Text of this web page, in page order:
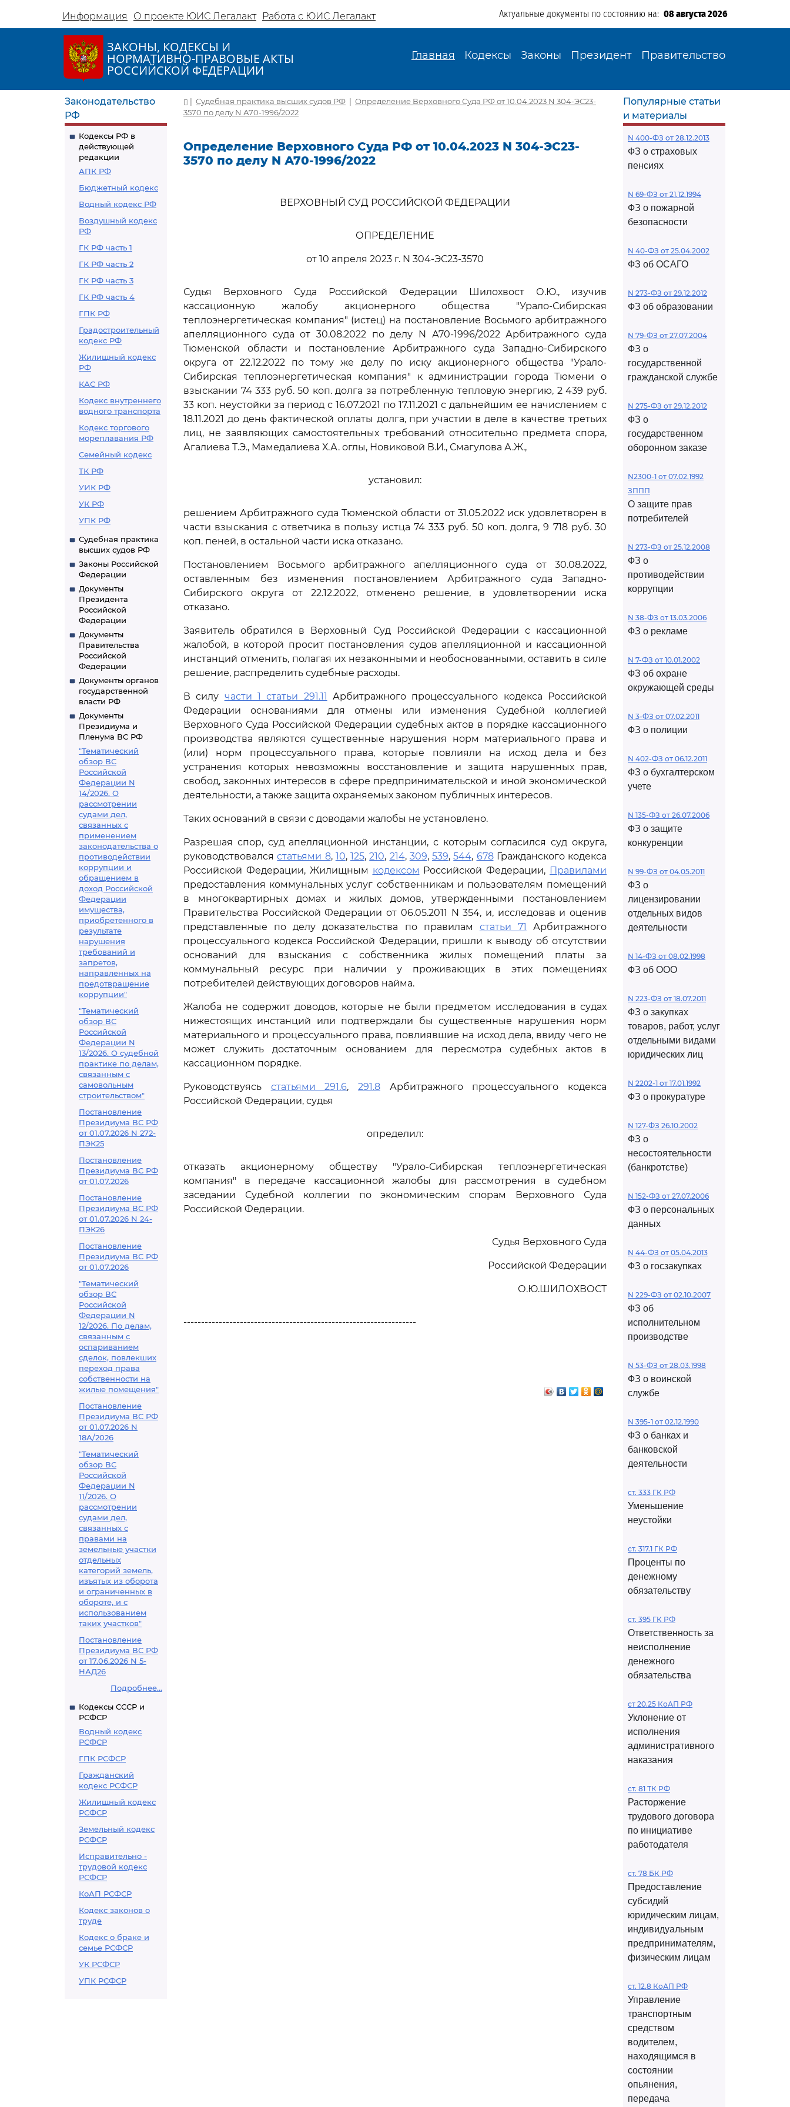
Информация О проекте ЮИС Легалакт Работа с ЮИС Легалакт Актуальные документы по состоянию на: 08 августа 2026
ЗАКОНЫ, КОДЕКСЫ И
НОРМАТИВНО-ПРАВОВЫЕ АКТЫ
РОССИЙСКОЙ ФЕДЕРАЦИИ
Главная Кодексы Законы Президент Правительство
Законодательство
РФ
Кодексы РФ в
действующей
редакции
АПК РФ
Бюджетный кодекс
Водный кодекс РФ
Воздушный кодекс
РФ
ГК РФ часть 1
ГК РФ часть 2
ГК РФ часть 3
ГК РФ часть 4
ГПК РФ
Градостроительный
кодекс РФ
Жилищный кодекс
РФ
КАС РФ
Кодекс внутреннего
водного транспорта
Кодекс торгового
мореплавания РФ
Семейный кодекс
ТК РФ
УИК РФ
УК РФ
УПК РФ
Судебная практика
высших судов РФ
Законы Российской
Федерации
Документы
Президента
Российской
Федерации
Документы
Правительства
Российской
Федерации
Документы органов
государственной
власти РФ
Документы
Президиума и
Пленума ВС РФ
"Тематический
обзор ВС
Российской
Федерации N
14/2026. О
рассмотрении
судами дел,
связанных с
применением
законодательства о
противодействии
коррупции и
обращением в
доход Российской
Федерации
имущества,
приобретенного в
результате
нарушения
требований и
запретов,
направленных на
предотвращение
коррупции"
"Тематический
обзор ВС
Российской
Федерации N
13/2026. О судебной
практике по делам,
связанным с
самовольным
строительством"
Постановление
Президиума ВС РФ
от 01.07.2026 N 272-
ПЭК25
Постановление
Президиума ВС РФ
от 01.07.2026
Постановление
Президиума ВС РФ
от 01.07.2026 N 24-
ПЭК26
Постановление
Президиума ВС РФ
от 01.07.2026
"Тематический
обзор ВС
Российской
Федерации N
12/2026. По делам,
связанным с
оспариванием
сделок, повлекших
переход права
собственности на
жилые помещения"
Постановление
Президиума ВС РФ
от 01.07.2026 N
18А/2026
"Тематический
обзор ВС
Российской
Федерации N
11/2026. О
рассмотрении
судами дел,
связанных с
правами на
земельные участки
отдельных
категорий земель,
изъятых из оборота
и ограниченных в
обороте, и с
использованием
таких участков"
Постановление
Президиума ВС РФ
от 17.06.2026 N 5-
НАД26
Подробнее...
Кодексы СССР и
РСФСР
Водный кодекс
РСФСР
ГПК РСФСР
Гражданский
кодекс РСФСР
Жилищный кодекс
РСФСР
Земельный кодекс
РСФСР
Исправительно -
трудовой кодекс
РСФСР
КоАП РСФСР
Кодекс законов о
труде
Кодекс о браке и
семье РСФСР
УК РСФСР
УПК РСФСР
| Судебная практика высших судов РФ | Определение Верховного Суда РФ от 10.04.2023 N 304-ЭС23-
3570 по делу N А70-1996/2022
Определение Верховного Суда РФ от 10.04.2023 N 304-ЭС23-
3570 по делу N А70-1996/2022
ВЕРХОВНЫЙ СУД РОССИЙСКОЙ ФЕДЕРАЦИИ
ОПРЕДЕЛЕНИЕ
от 10 апреля 2023 г. N 304-ЭС23-3570
Судья Верховного Суда Российской Федерации Шилохвост О.Ю., изучив
кассационную жалобу акционерного общества "Урало-Сибирская
теплоэнергетическая компания" (истец) на постановление Восьмого арбитражного
апелляционного суда от 30.08.2022 по делу N А70-1996/2022 Арбитражного суда
Тюменской области и постановление Арбитражного суда Западно-Сибирского
округа от 22.12.2022 по тому же делу по иску акционерного общества "Урало-
Сибирская теплоэнергетическая компания" к администрации города Тюмени о
взыскании 74 333 руб. 50 коп. долга за потребленную тепловую энергию, 2 439 руб.
33 коп. неустойки за период с 16.07.2021 по 17.11.2021 с дальнейшим ее начислением с
18.11.2021 до день фактической оплаты долга, при участии в деле в качестве третьих
лиц, не заявляющих самостоятельных требований относительно предмета спора,
Агалиева Т.Э., Мамедалиева Х.А. оглы, Новиковой В.И., Смагулова А.Ж.,
установил:
решением Арбитражного суда Тюменской области от 31.05.2022 иск удовлетворен в
части взыскания с ответчика в пользу истца 74 333 руб. 50 коп. долга, 9 718 руб. 30
коп. пеней, в остальной части иска отказано.
Постановлением Восьмого арбитражного апелляционного суда от 30.08.2022,
оставленным без изменения постановлением Арбитражного суда Западно-
Сибирского округа от 22.12.2022, отменено решение, в удовлетворении иска
отказано.
Заявитель обратился в Верховный Суд Российской Федерации с кассационной
жалобой, в которой просит постановления судов апелляционной и кассационной
инстанций отменить, полагая их незаконными и необоснованными, оставить в силе
решение, распределить судебные расходы.
В силу части 1 статьи 291.11 Арбитражного процессуального кодекса Российской
Федерации основаниями для отмены или изменения Судебной коллегией
Верховного Суда Российской Федерации судебных актов в порядке кассационного
производства являются существенные нарушения норм материального права и
(или) норм процессуального права, которые повлияли на исход дела и без
устранения которых невозможны восстановление и защита нарушенных прав,
свобод, законных интересов в сфере предпринимательской и иной экономической
деятельности, а также защита охраняемых законом публичных интересов.
Таких оснований в связи с доводами жалобы не установлено.
Разрешая спор, суд апелляционной инстанции, с которым согласился суд округа,
руководствовалсястатьями 8, 10, 125,210, 214, 309, 539,544, 678Гражданского кодекса
Российской Федерации, Жилищным кодексом Российской Федерации, Правилами
предоставления коммунальных услуг собственникам и пользователям помещений
в многоквартирных домах и жилых домов, утвержденными постановлением
Правительства Российской Федерации от 06.05.2011 N 354, и, исследовав и оценив
представленные по делу доказательства по правилам статьи 71 Арбитражного
процессуального кодекса Российской Федерации, пришли к выводу об отсутствии
оснований для взыскания с собственника жилых помещений платы за
коммунальный ресурс при наличии у проживающих в этих помещениях
потребителей действующих договоров найма.
Жалоба не содержит доводов, которые не были предметом исследования в судах
нижестоящих инстанций или подтверждали бы существенные нарушения норм
материального и процессуального права, повлиявшие на исход дела, ввиду чего не
может служить достаточным основанием для пересмотра судебных актов в
кассационном порядке.
Руководствуясь статьями 291.6,291.8 Арбитражного процессуального кодекса
Российской Федерации, судья
определил:
отказать акционерному обществу "Урало-Сибирская теплоэнергетическая
компания" в передаче кассационной жалобы для рассмотрения в судебном
заседании Судебной коллегии по экономическим спорам Верховного Суда
Российской Федерации.
Судья Верховного Суда
Российской Федерации
О.Ю.ШИЛОХВОСТ
------------------------------------------------------------------
Популярные статьи
и материалы
N 400-ФЗ от 28.12.2013
ФЗ о страховых
пенсиях
N 69-ФЗ от 21.12.1994
ФЗ о пожарной
безопасности
N 40-ФЗ от 25.04.2002
ФЗ об ОСАГО
N 273-ФЗ от 29.12.2012
ФЗ об образовании
N 79-ФЗ от 27.07.2004
ФЗ о
государственной
гражданской службе
N 275-ФЗ от 29.12.2012
ФЗ о
государственном
оборонном заказе
N2300-1 от 07.02.1992
ЗППП
О защите прав
потребителей
N 273-ФЗ от 25.12.2008
ФЗ о
противодействии
коррупции
N 38-ФЗ от 13.03.2006
ФЗ о рекламе
N 7-ФЗ от 10.01.2002
ФЗ об охране
окружающей среды
N 3-ФЗ от 07.02.2011
ФЗ о полиции
N 402-ФЗ от 06.12.2011
ФЗ о бухгалтерском
учете
N 135-ФЗ от 26.07.2006
ФЗ о защите
конкуренции
N 99-ФЗ от 04.05.2011
ФЗ о
лицензировании
отдельных видов
деятельности
N 14-ФЗ от 08.02.1998
ФЗ об ООО
N 223-ФЗ от 18.07.2011
ФЗ о закупках
товаров, работ, услуг
отдельными видами
юридических лиц
N 2202-1 от 17.01.1992
ФЗ о прокуратуре
N 127-ФЗ 26.10.2002
ФЗ о
несостоятельности
(банкротстве)
N 152-ФЗ от 27.07.2006
ФЗ о персональных
данных
N 44-ФЗ от 05.04.2013
ФЗ о госзакупках
N 229-ФЗ от 02.10.2007
ФЗ об
исполнительном
производстве
N 53-ФЗ от 28.03.1998
ФЗ о воинской
службе
N 395-1 от 02.12.1990
ФЗ о банках и
банковской
деятельности
ст. 333 ГК РФ
Уменьшение
неустойки
ст. 317.1 ГК РФ
Проценты по
денежному
обязательству
ст. 395 ГК РФ
Ответственность за
неисполнение
денежного
обязательства
ст 20.25 КоАП РФ
Уклонение от
исполнения
административного
наказания
ст. 81 ТК РФ
Расторжение
трудового договора
по инициативе
работодателя
ст. 78 БК РФ
Предоставление
субсидий
юридическим лицам,
индивидуальным
предпринимателям,
физическим лицам
ст. 12.8 КоАП РФ
Управление
транспортным
средством
водителем,
находящимся в
состоянии
опьянения,
передача